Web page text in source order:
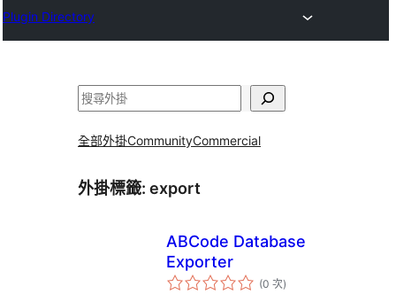
Plugin Directory
搜
全部外掛CommunityCommercial
外掛標籤: export
ABCode Database
Exporter
(0 次評
分)